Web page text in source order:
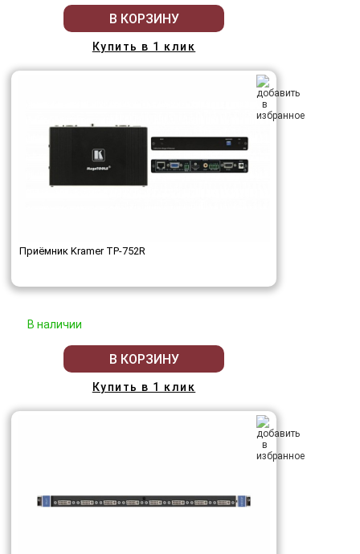
В КОРЗИНУ
Купить в 1 клик
Приёмник Kramer TP-752R
В наличии
В КОРЗИНУ
Купить в 1 клик